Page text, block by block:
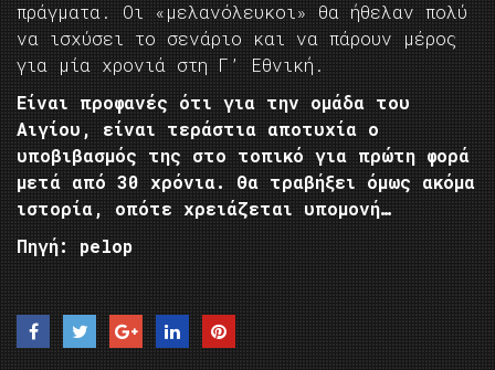
πράγματα. Οι «μελανόλευκοι» θα ήθελαν πολύ
να ισχύσει το σενάριο και να πάρουν μέρος
για μία χρονιά στη Γ’ Εθνική.
Είναι προφανές ότι για την ομάδα του
Αιγίου, είναι τεράστια αποτυχία ο
υποβιβασμός της στο τοπικό για πρώτη φορά
μετά από 30 χρόνια. Θα τραβήξει όμως ακόμα
ιστορία, οπότε χρειάζεται υπομονή…
Πηγή: pelop